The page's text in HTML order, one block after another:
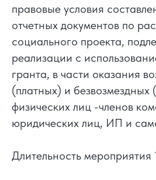
правовые условия
отчетных документов по
социального проекта,
реализации с
гранта, в части оказания
(платных) и безвозмездных
физических лиц -членов
юридических лиц, ИП и
Длительность мероприятия